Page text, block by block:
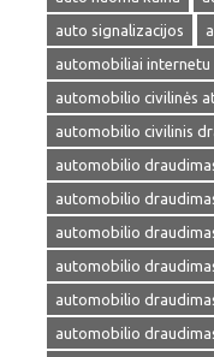
auto signalizacijos
automobiliai internetu
automobilio civilinės
automobilio civilinis
automobilio
automobilio
automobilio
automobilio
automobilio
automobilio